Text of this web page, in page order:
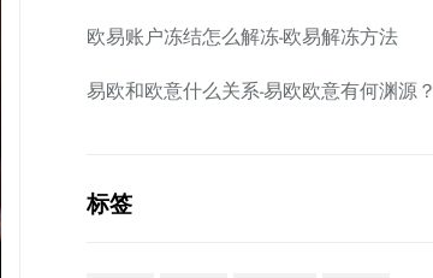
欧易账户冻结怎么解冻-欧易解冻方法
易欧和欧意什么关系-易欧欧意有何渊源？
标签